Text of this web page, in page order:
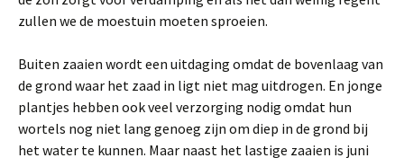
zullen we de moestuin moeten sproeien.
Buiten zaaien wordt een uitdaging omdat de bovenlaag van
de grond waar het zaad in ligt niet mag uitdrogen. En jonge
plantjes hebben ook veel verzorging nodig omdat hun
wortels nog niet lang genoeg zijn om diep in de grond bij
het water te kunnen. Maar naast het lastige zaaien is juni